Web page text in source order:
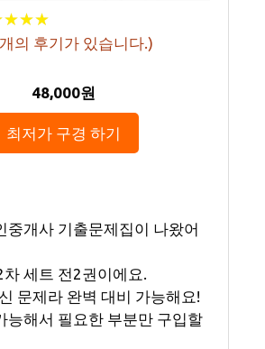
★★★
★★★
개의 후기가 있습니다.)
48,000원
최저가 구경 하기
중개사 기출문제집이 나왔어
세트 전2권이에요.
문제라 완벽 대비 가능해요!
능해서 필요한 부분만 구입할